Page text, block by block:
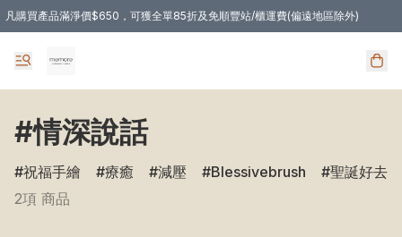
凡購買產品滿淨價$650，可獲全單85折及免順豐站/櫃運費(偏遠地區除外)
#情深說話
祝福手繪 療癒 減壓 Blessivebrush
聖誕好去處
2項 商品